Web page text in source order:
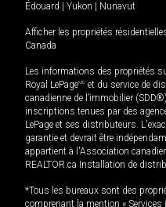
Édouard
Yukon Nunavut
Afficher les propriétés
Canada
Les informations des propriétés
Royal LePageMD et du service de
canadienne de l’immobilier
inscriptions tenues par des
LePage et ses distributeurs.
garantie et devrait être
appartient à l'Association
REALTOR.ca Installation de
*Tous les bureaux sont des
comprenant la mention « Services